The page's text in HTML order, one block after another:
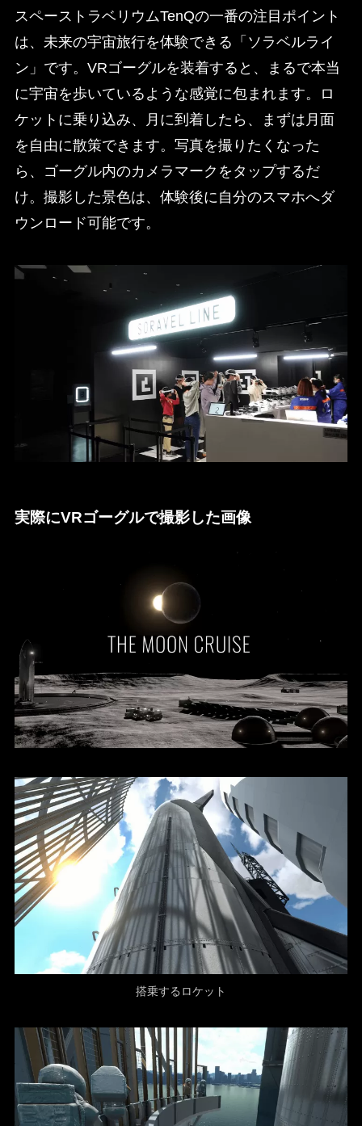
スペーストラベリウムTenQの一番の注目ポイント
は、未来の宇宙旅行を体験できる「ソラベルライ
ン」です。VRゴーグルを装着すると、まるで本当
に宇宙を歩いているような感覚に包まれます。ロ
ケットに乗り込み、月に到着したら、まずは月面
を自由に散策できます。写真を撮りたくなった
ら、ゴーグル内のカメラマークをタップするだ
け。撮影した景色は、体験後に自分のスマホへダ
ウンロード可能です。
実際にVRゴーグルで撮影した画像
搭乗するロケット